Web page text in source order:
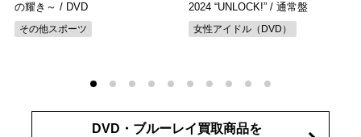
の耀き～ / DVD
その他スポーツ
2024 “UNLOCK!” / 通常盤
女性アイドル（DVD）
DVD・ブルーレイ買取商品を